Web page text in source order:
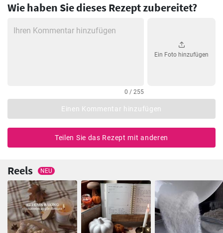
Wie haben Sie dieses Rezept zubereitet?
0 / 255
Ein Foto hinzufügen
Einen Kommentar hinzufügen
Teilen Sie das Rezept mit anderen
Reels NEU